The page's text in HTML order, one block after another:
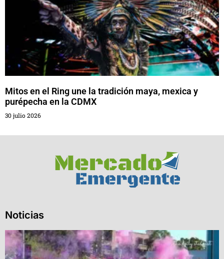
Mitos en el Ring une la tradición maya, mexica y
purépecha en la CDMX
30 julio 2026
Noticias